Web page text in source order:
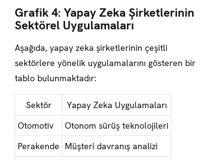
Grafik 4: Yapay Zeka Şirketlerinin
Sektörel Uygulamaları
Aşağıda, yapay zeka şirketlerinin çeşitli
sektörlere yönelik uygulamalarını gösteren bir
tablo bulunmaktadır:
Sektör
Yapay Zeka Uygulamaları
Otomotiv
Otonom sürüş teknolojileri
Perakende Müşteri davranış analizi